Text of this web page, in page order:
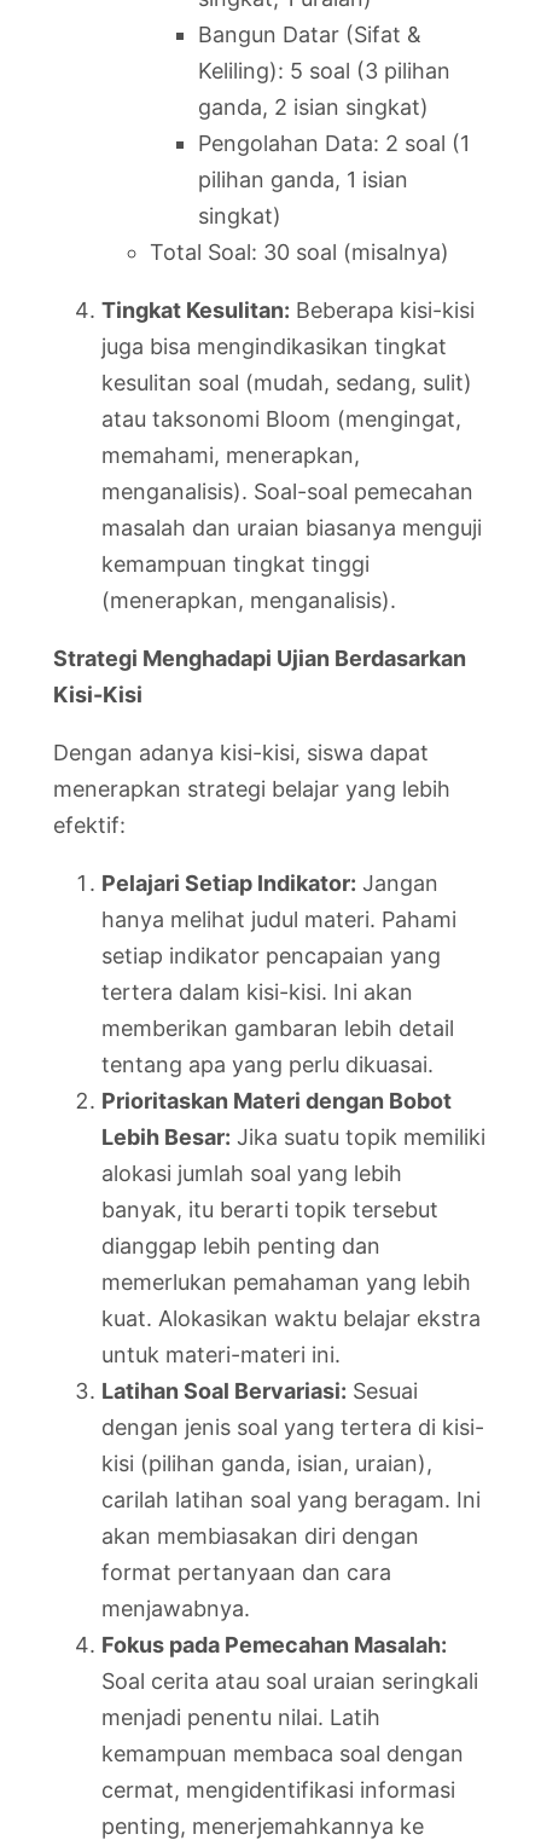
Bangun Datar (Sifat &
Keliling): 5 soal (3 pilihan
ganda, 2 isian singkat)
Pengolahan Data: 2 soal (1
pilihan ganda, 1 isian
singkat)
Total Soal: 30 soal (misalnya)
Tingkat Kesulitan: Beberapa kisi-kisi
juga bisa mengindikasikan tingkat
kesulitan soal (mudah, sedang, sulit)
atau taksonomi Bloom (mengingat,
memahami, menerapkan,
menganalisis). Soal-soal pemecahan
masalah dan uraian biasanya menguji
kemampuan tingkat tinggi
(menerapkan, menganalisis).
Strategi Menghadapi Ujian Berdasarkan
Kisi-Kisi
Dengan adanya kisi-kisi, siswa dapat
menerapkan strategi belajar yang lebih
efektif:
Pelajari Setiap Indikator: Jangan
hanya melihat judul materi. Pahami
setiap indikator pencapaian yang
tertera dalam kisi-kisi. Ini akan
memberikan gambaran lebih detail
tentang apa yang perlu dikuasai.
Prioritaskan Materi dengan Bobot
Lebih Besar: Jika suatu topik memiliki
alokasi jumlah soal yang lebih
banyak, itu berarti topik tersebut
dianggap lebih penting dan
memerlukan pemahaman yang lebih
kuat. Alokasikan waktu belajar ekstra
untuk materi-materi ini.
Latihan Soal Bervariasi: Sesuai
dengan jenis soal yang tertera di kisi-
kisi (pilihan ganda, isian, uraian),
carilah latihan soal yang beragam. Ini
akan membiasakan diri dengan
format pertanyaan dan cara
menjawabnya.
Fokus pada Pemecahan Masalah:
Soal cerita atau soal uraian seringkali
menjadi penentu nilai. Latih
kemampuan membaca soal dengan
cermat, mengidentifikasi informasi
penting, menerjemahkannya ke